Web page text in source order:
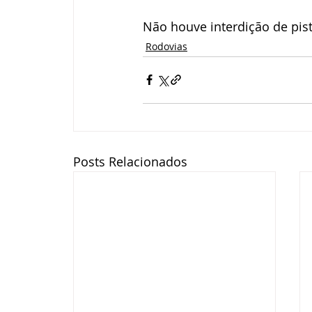
Não houve interdição de
Rodovias
Posts Relacionados